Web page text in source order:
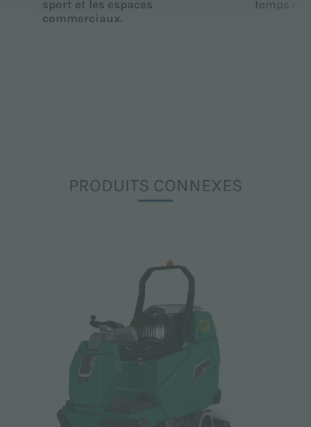
sport et les espaces
commerciaux.
temps
PRODUITS CONNEXES